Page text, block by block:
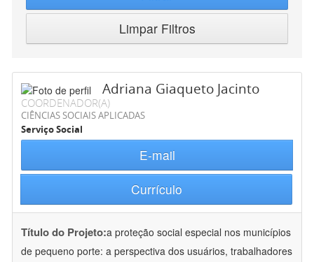
Limpar Filtros
Adriana Giaqueto Jacinto
COORDENADOR(A)
CIÊNCIAS SOCIAIS APLICADAS
Serviço Social
E-mail
Currículo
Título do Projeto:a proteção social especial nos municípios
de pequeno porte: a perspectiva dos usuários, trabalhadores